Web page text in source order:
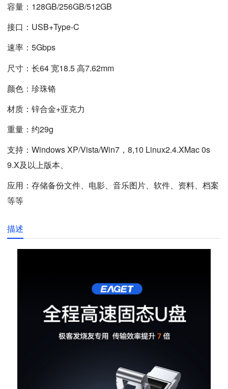
容量：128GB/256GB/512GB
接口：USB+Type-C
速率：5Gbps
尺寸：长64 宽18.5 高7.62mm
颜色：珍珠铬
材质：锌合金+亚克力
重量：约29g
支持：Windows XP/Vista/Win7，8,10 Linux2.4.XMac 0s
9.X及以上版本、
应用：存储备份文件、电影、音乐图片、软件、资料、档案
等等
描述